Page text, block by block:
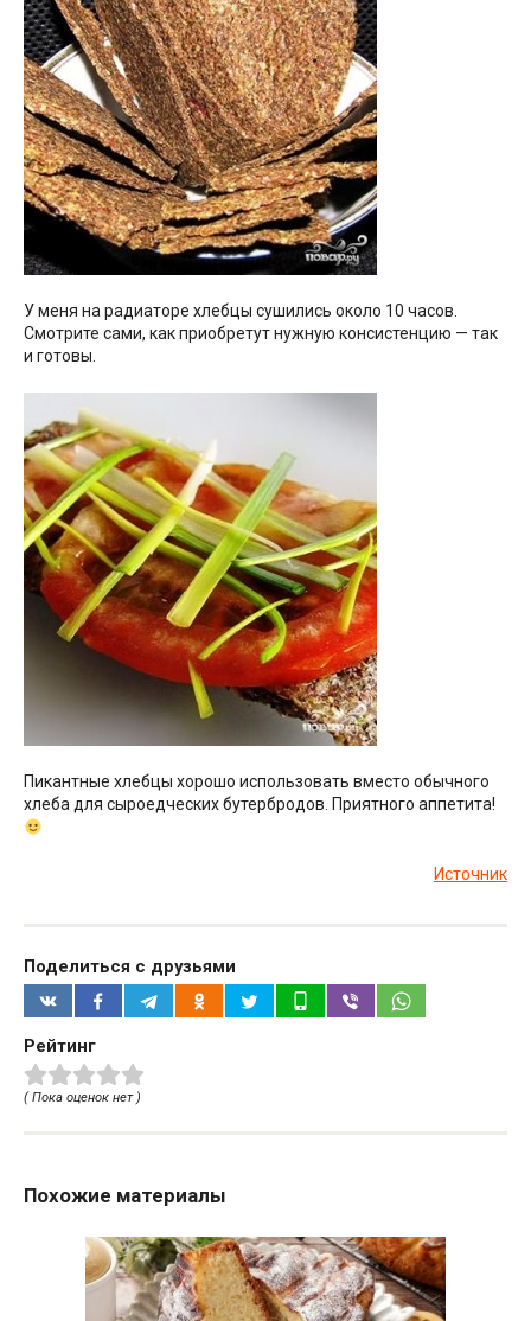
У меня на радиаторе хлебцы сушились около 10 часов.
Смотрите сами, как приобретут нужную консистенцию — так
и готовы.
Пикантные хлебцы хорошо использовать вместо обычного
хлеба для сыроедческих бутербродов. Приятного аппетита!
Источник
Поделиться с друзьями
Рейтинг
( Пока оценок нет )
Похожие материалы